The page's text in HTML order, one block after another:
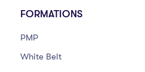
FORMATIONS
PMP
White Belt